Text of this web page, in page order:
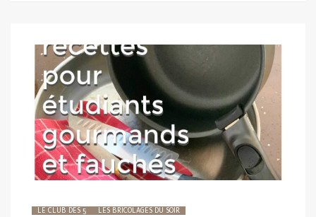
LE CLUB DES 5 LES BRICOLAGES DU SOIR